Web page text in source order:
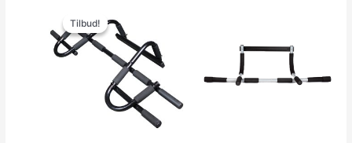
Tilbud!
Tilbud!
oprindelige
pris
var:
699.00kr..
er:
199.00kr..